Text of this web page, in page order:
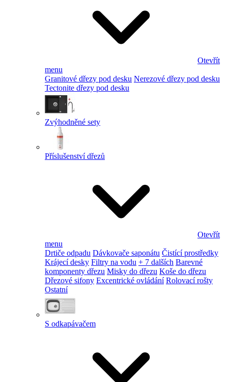
Otevřít
menu
Granitové dřezy pod desku Nerezové dřezy pod desku
Tectonite dřezy pod desku
Zvýhodněné sety
Příslušenství dřezů
Otevřít
menu
Drtiče odpadu Dávkovače saponátu Čistící prostředky
Krájecí desky Filtry na vodu + 7 dalších Barevné
komponenty dřezu Misky do dřezu Koše do dřezu
Dřezové sifony Excentrické ovládání Rolovací rošty
Ostatní
S odkapávačem